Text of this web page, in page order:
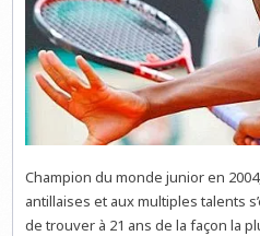
Champion du monde junior en
antillaises et aux multiples talents
de trouver à 21 ans de la façon la